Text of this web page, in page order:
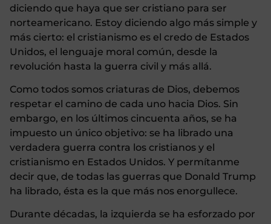
diciendo que haya que ser cristiano para ser
norteamericano. Estoy diciendo algo más simple y
más cierto: el cristianismo es el credo de Estados
Unidos, el lenguaje moral común, desde la
revolución hasta la guerra civil y más allá.
Como todos somos criaturas de Dios, debemos
respetar el camino de cada uno hacia Dios. Sin
embargo, en los últimos cincuenta años, se ha
impuesto un único objetivo: se ha librado una
verdadera guerra contra los cristianos y el
cristianismo en Estados Unidos. Y permítanme
decir que, de todas las guerras que Donald Trump
ha librado, ésta es la que más nos enorgullece.
Durante décadas, la izquierda se ha esforzado por